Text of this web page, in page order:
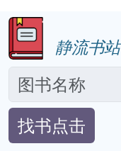
静流书站
找书点击